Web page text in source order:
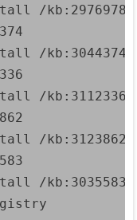
/
/
/
/
/